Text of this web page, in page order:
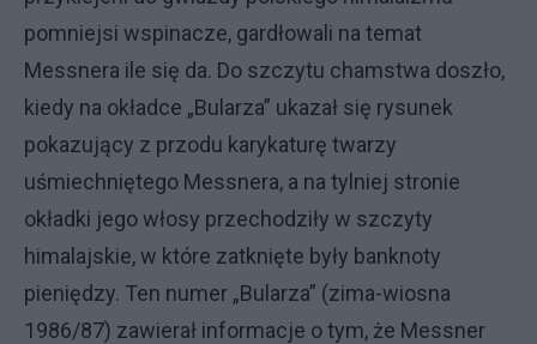
pomniejsi wspinacze, gardłowali na temat
Messnera ile się da. Do szczytu chamstwa doszło,
kiedy na okładce „Bularza” ukazał się rysunek
pokazujący z przodu karykaturę twarzy
uśmiechniętego Messnera, a na tylniej stronie
okładki jego włosy przechodziły w szczyty
himalajskie, w które zatknięte były banknoty
pieniędzy. Ten numer „Bularza” (zima-wiosna
1986/87) zawierał informacje o tym, że Messner